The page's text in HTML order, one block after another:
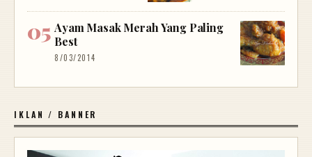
Ayam Masak Merah Yang Paling
Best
8/03/2014
IKLAN / BANNER